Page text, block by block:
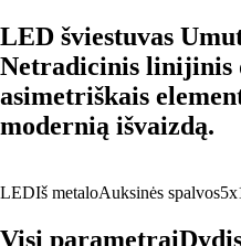
LED šviestuvas
Netradicinis linijinis
asimetriškais
modernią išvaizdą.
LEDIš metaloAuksinės spalvos
Visi parametrai